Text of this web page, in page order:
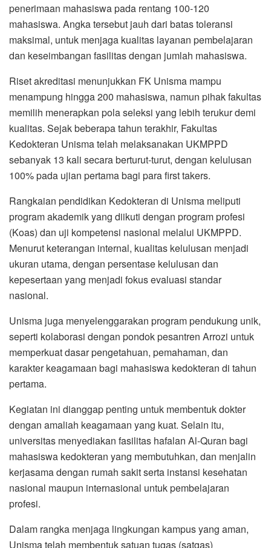
penerimaan mahasiswa pada rentang 100-120
mahasiswa. Angka tersebut jauh dari batas toleransi
maksimal, untuk menjaga kualitas layanan pembelajaran
dan keseimbangan fasilitas dengan jumlah mahasiswa.
Riset akreditasi menunjukkan FK Unisma mampu
menampung hingga 200 mahasiswa, namun pihak fakultas
memilih menerapkan pola seleksi yang lebih terukur demi
kualitas. Sejak beberapa tahun terakhir, Fakultas
Kedokteran Unisma telah melaksanakan UKMPPD
sebanyak 13 kali secara berturut-turut, dengan kelulusan
100% pada ujian pertama bagi para first takers.
Rangkaian pendidikan Kedokteran di Unisma meliputi
program akademik yang diikuti dengan program profesi
(Koas) dan uji kompetensi nasional melalui UKMPPD.
Menurut keterangan internal, kualitas kelulusan menjadi
ukuran utama, dengan persentase kelulusan dan
kepesertaan yang menjadi fokus evaluasi standar
nasional.
Unisma juga menyelenggarakan program pendukung unik,
seperti kolaborasi dengan pondok pesantren Arrozi untuk
memperkuat dasar pengetahuan, pemahaman, dan
karakter keagamaan bagi mahasiswa kedokteran di tahun
pertama.
Kegiatan ini dianggap penting untuk membentuk dokter
dengan amaliah keagamaan yang kuat. Selain itu,
universitas menyediakan fasilitas hafalan Al-Quran bagi
mahasiswa kedokteran yang membutuhkan, dan menjalin
kerjasama dengan rumah sakit serta instansi kesehatan
nasional maupun internasional untuk pembelajaran
profesi.
Dalam rangka menjaga lingkungan kampus yang aman,
Unisma telah membentuk satuan tugas (satgas)